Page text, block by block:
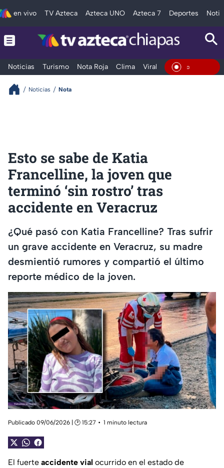
en vivo TV Azteca Azteca UNO Azteca 7 Deportes
Noticias Turismo Nota Roja Clima Viral y Tendencia En Vivo
Noticias Nota
Esto se sabe de Katia
Francelline, la joven que
terminó ‘sin rostro’ tras
accidente en Veracruz
¿Qué pasó con Katia Francelline? Tras sufrir
un grave accidente en Veracruz, su madre
desmientió rumores y compartió el último
reporte médico de la joven.
Publicado 09/06/2026 | 🕑 15:27 1 minuto lectura
El fuerte accidente vial ocurrido en el estado de